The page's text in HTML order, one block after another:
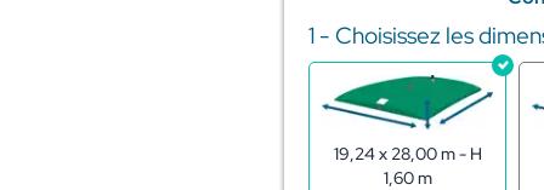
1 - Choisissez les
19,24 x 28,00 m - H
1,60 m
quantité
de
Citerne
souple
stockage
d'effluents